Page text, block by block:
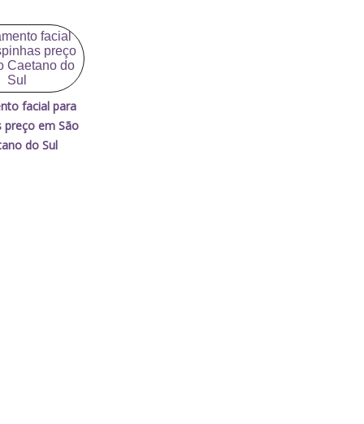
facial para
preço em São
do Sul